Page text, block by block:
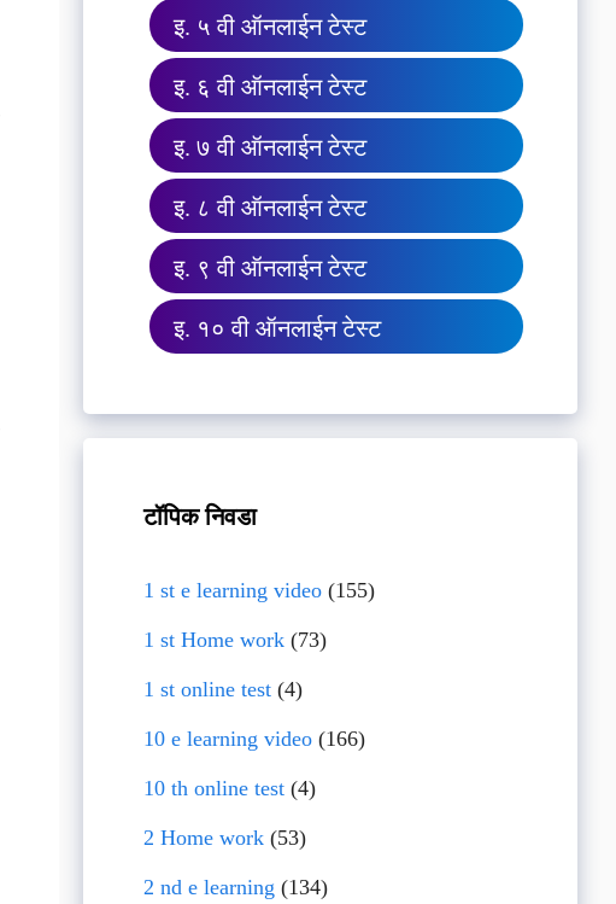
इ. ५ वी ऑनलाईन टेस्ट
इ. ६ वी ऑनलाईन टेस्ट
इ. ७ वी ऑनलाईन टेस्ट
इ. ८ वी ऑनलाईन टेस्ट
इ. ९ वी ऑनलाईन टेस्ट
इ. १० वी ऑनलाईन टेस्ट
टॉपिक निवडा
1 st e learning video (155)
1 st Home work (73)
1 st online test (4)
10 e learning video (166)
10 th online test (4)
2 Home work (53)
2 nd e learning (134)